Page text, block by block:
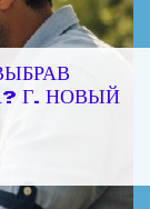
Г. НОВЫЙ